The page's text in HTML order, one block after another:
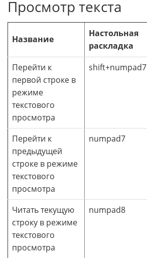
Просмотр текста
Название
Настольная
раскладка
Перейти к
первой строке в
режиме
текстового
просмотра
shift+numpad7
Перейти к
предыдущей
строке в режиме
текстового
просмотра
numpad7
Читать текущую
строку в режиме
текстового
просмотра
numpad8